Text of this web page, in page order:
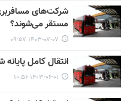
شرکت‌های
مستقر می‌شوند؟
۱۴۰۳-۰۷-۰۷ ۰۹:۵۷
انتقال کامل
۱۴۰۳-۰۶-۰۱ ۱۰:۵۶